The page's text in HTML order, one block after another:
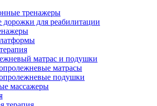
тренажеры
дорожки для реабилитации
матрас и подушки
матрасы
подушки
массажеры